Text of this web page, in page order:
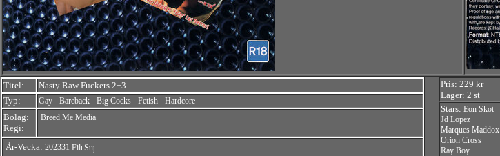
Titel:
Nasty Raw Fuckers 2+3
Typ:
Gay - Bareback - Big Cocks - Fetish - Hardcore
Bolag:
Regi:
Breed Me Media
År-Vecka: 202331
Pris: 229 kr
Lager: 2 st
Stars: Eon Skot
Jd Lopez
Marques Maddox
Orion Cross
Ray Boy